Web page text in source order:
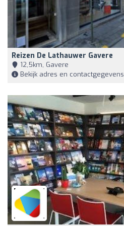
Reizen De Lathauwer Gavere
12,5km, Gavere
Bekijk adres en contactgegevens